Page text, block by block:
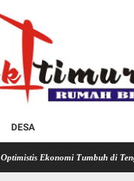
DESA
di Tengah Tekanan Fiskal